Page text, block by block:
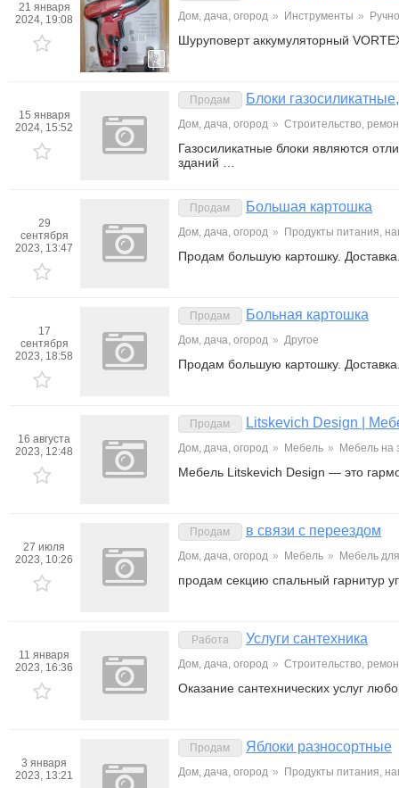
21 января
2024, 19:08
2
Дом, дача, огород » Инструменты »
Шуруповерт аккумуляторный
15 января
2024, 15:52
Продам Блоки
Дом, дача, огород » Строительство,
Газосиликатные блоки являются
зданий …
29
сентября
2023, 13:47
Продам Большая картошка
Дом, дача, огород » Продукты питания,
Продам большую картошку.
17
сентября
2023, 18:58
Продам Больная картошка
Дом, дача, огород » Другое
Продам большую картошку.
16 августа
2023, 12:48
Продам Litskevich Design |
Дом, дача, огород » Мебель » Мебель на
Мебель Litskevich Design — это
27 июля
2023, 10:26
Продам в связи с переездом
Дом, дача, огород » Мебель » Мебель
продам секцию спальный гарнитур
11 января
2023, 16:36
Работа Услуги сантехника
Дом, дача, огород » Строительство,
Оказание сантехнических услуг
3 января
2023, 13:21
Продам Яблоки разносортные
Дом, дача, огород » Продукты питания,